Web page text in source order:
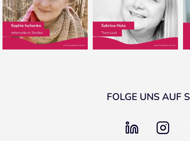
FOLGE UNS AUF
linkedin